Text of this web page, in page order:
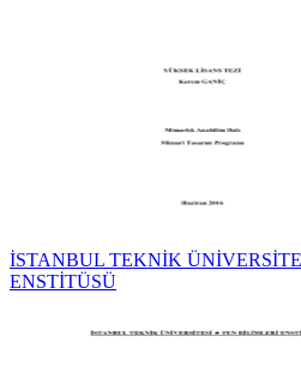
İSTANBUL TEKNİK
ENSTİTÜSÜ